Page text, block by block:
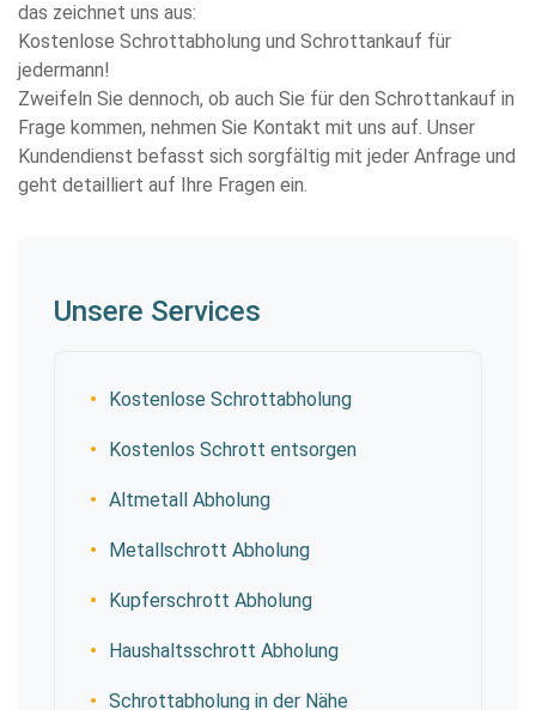
das zeichnet uns aus:
Kostenlose Schrottabholung und Schrottankauf für
jedermann!
Zweifeln Sie dennoch, ob auch Sie für den Schrottankauf in
Frage kommen, nehmen Sie Kontakt mit uns auf. Unser
Kundendienst befasst sich sorgfältig mit jeder Anfrage und
geht detailliert auf Ihre Fragen ein.
Unsere Services
Kostenlose Schrottabholung
Kostenlos Schrott entsorgen
Altmetall Abholung
Metallschrott Abholung
Kupferschrott Abholung
Haushaltsschrott Abholung
Schrottabholung in der Nähe